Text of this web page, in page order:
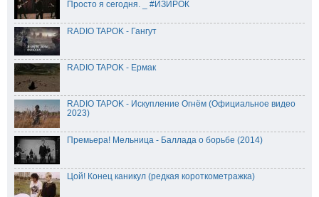
Просто я сегодня. _ #ИЗИРОК
RADIO TAPOK - Гангут
RADIO TAPOK - Ермак
RADIO TAPOK - Искупление Огнём (Официальное видео
2023)
Премьера! Мельница - Баллада о борьбе (2014)
Цой! Конец каникул (редкая короткометражка)